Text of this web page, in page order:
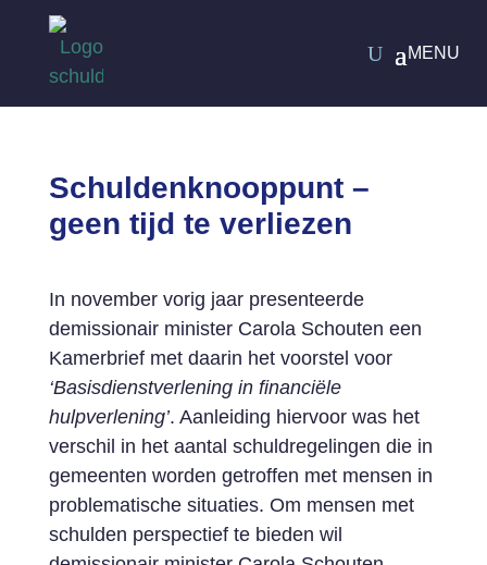
Schuldenknooppunt –
geen tijd te verliezen
In november vorig jaar presenteerde
demissionair minister Carola Schouten een
Kamerbrief met daarin het voorstel voor
‘Basisdienstverlening in financiële
hulpverlening’. Aanleiding hiervoor was het
verschil in het aantal schuldregelingen die in
gemeenten worden getroffen met mensen in
problematische situaties. Om mensen met
schulden perspectief te bieden wil